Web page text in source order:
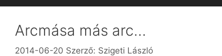
Arcmása más arc…
2014-06-20 Szerző: Szigeti László